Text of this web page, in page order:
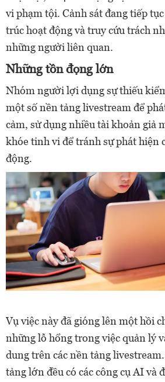
vi phạm tội. Cảnh sát đang tiếp
trúc hoạt động và truy cứu trách
những người liên quan.
Những tồn đọng lớn
Nhóm người lợi dụng sự thiếu
một số nền tảng livestream để
cảm, sử dụng nhiều tài khoản giả
khóe tinh vi để tránh sự phát hiện
động.
Vụ việc này đã gióng lên một hồi
những lỗ hổng trong việc quản lý
dung trên các nền tảng
tảng lớn đều có các công cụ AI và